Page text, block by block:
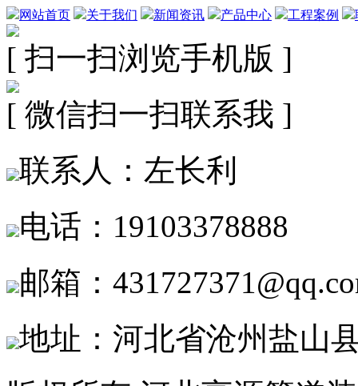
网站首页 关于我们 新闻资讯 产品中心 工程案例
[ 扫一扫浏览手机版 ]
[ 微信扫一扫联系我 ]
联系人：左长利
电话：19103378888
邮箱：
地址：河北省沧州盐山